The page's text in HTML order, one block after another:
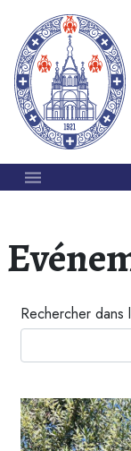
Rechercher dans